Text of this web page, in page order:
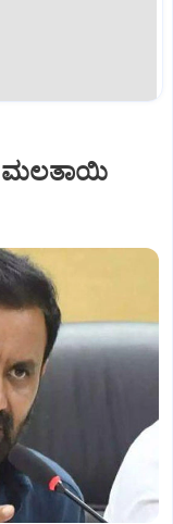
ಮಲತಾಯಿ